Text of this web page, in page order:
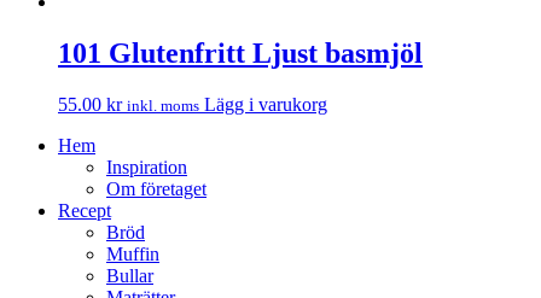
101 Glutenfritt Ljust basmjöl
55.00 kr inkl. moms Lägg i varukorg
Hem
Inspiration
Om företaget
Recept
Bröd
Muffin
Bullar